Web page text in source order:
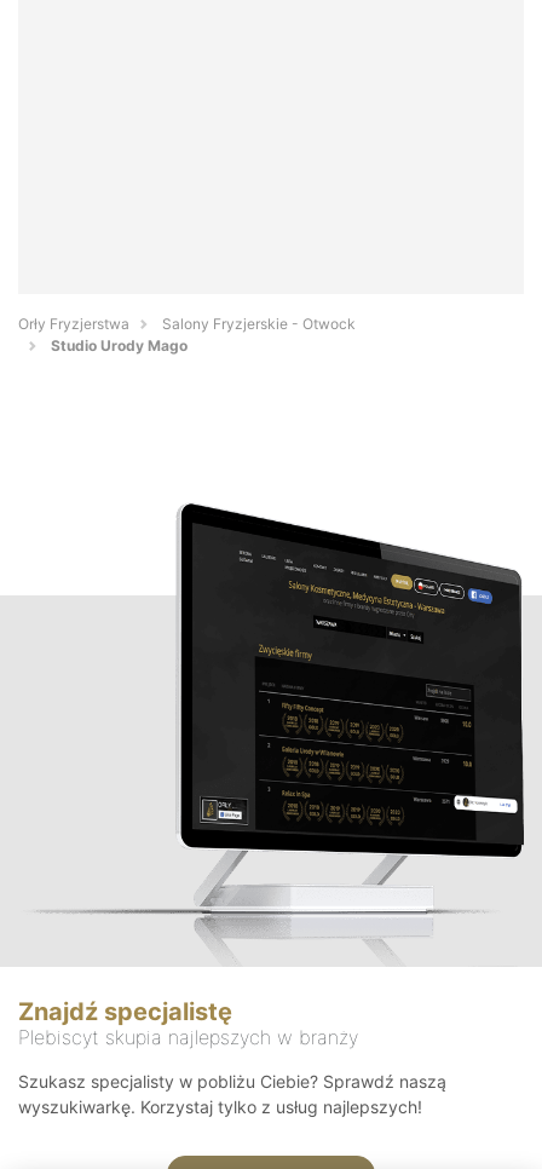
Orły Fryzjerstwa
Salony Fryzjerskie - Otwock
Studio Urody Mago
Znajdź specjalistę
Plebiscyt skupia najlepszych w branży
Szukasz specjalisty w pobliżu Ciebie? Sprawdź naszą
wyszukiwarkę. Korzystaj tylko z usług najlepszych!